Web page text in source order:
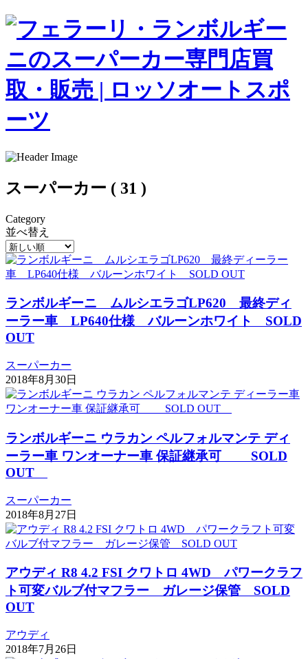
スーパーカー ( 31 )
Category
並べ替え
ランボルギーニ ムルシエラゴLP620 最終ディ
ーラー車 LP640仕様 バルーンホワイト SOLD
OUT
スーパーカー
2018年8月30日
ランボルギーニ ウラカン ペルフォルマンテ ディ
ーラー車 ワンオーナー車 保証継承可 SOLD
OUT
スーパーカー
2018年8月27日
アウディ R8 4.2 FSI クワトロ 4WD パワークラフ
ト可変バルブ付マフラー ガレージ保管 SOLD
OUT
アウディ
2018年7月26日